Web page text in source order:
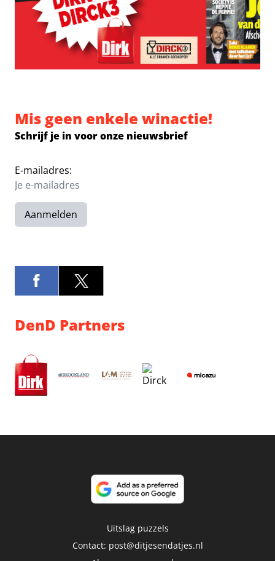
Mis geen enkele winactie!
Schrijf je in voor onze nieuwsbrief
E-mailadres:
Aanmelden
DenD Partners
Uitslag puzzels
Contact: post@ditjesendatjes.nl